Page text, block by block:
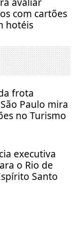
com cartões
hotéis
frota
Paulo mira
no Turismo
executiva
o Rio de
Santo